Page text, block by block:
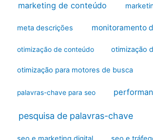
marketing de conteúdo
meta descrições monitoramento
otimização de conteúdo otimização
otimização para motores de busca
palavras-chave para seo
pesquisa de palavras-chave